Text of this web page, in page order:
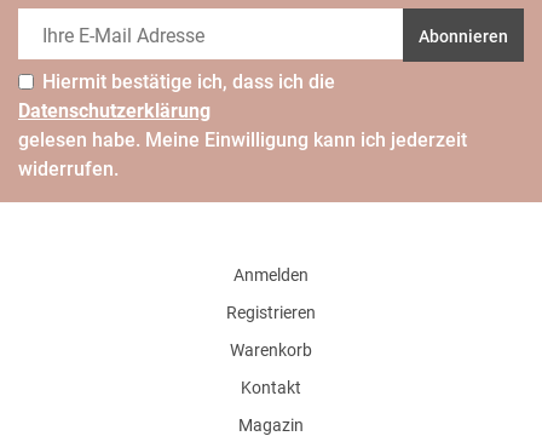
Abonnieren
Hiermit bestätige ich, dass ich die
Daten­schutz­erklärung
gelesen habe. Meine Einwilligung kann ich jederzeit
widerrufen.
Anmelden
Registrieren
Warenkorb
Kontakt
Magazin